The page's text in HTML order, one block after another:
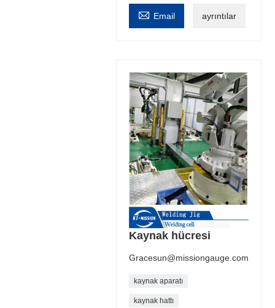
 Email ayrıntılar
Kaynak hücresi
Gracesun@missiongauge.com
kaynak aparatı
kaynak hattı